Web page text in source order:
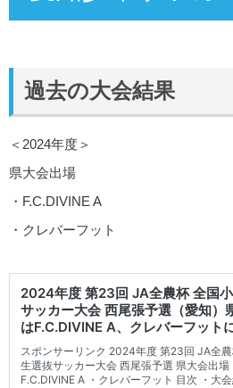
過去の大会結果
＜2024年度＞
県大会出場
・F.C.DIVINE A
・クレバーフット